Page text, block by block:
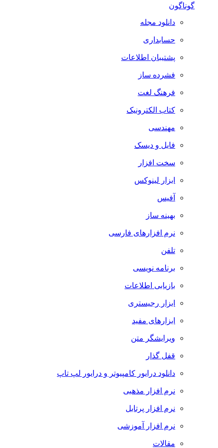
گوناگون
دانلود مجله
حسابداری
پشتیبان اطلاعات
فشرده ساز
فرهنگ لغت
کتاب الکترونیک
مهندسی
فایل و دیسک
سخت افزار
ابزار لینوکس
آفیس
بهینه ساز
نرم افزارهای فارسی
تلفن
برنامه نویسی
بازیابی اطلاعات
ابزار رجیستری
ابزارهای مفید
ویرایشگر متن
قفل گذار
دانلود درایور کامپیوتر و درایور لپ تاپ
نرم افزار مذهبی
نرم افزار پرتابل
نرم افزار آموزشی
مقالات